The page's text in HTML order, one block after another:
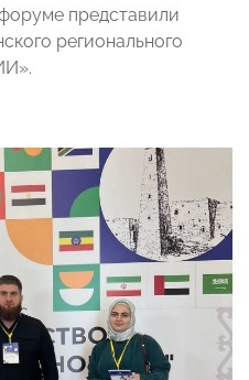
представили
регионального